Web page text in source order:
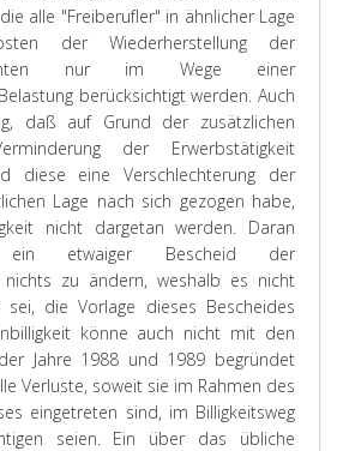
alle "Freiberufler" in ähnlicher Lage
der Wiederherstellung der
nur im Wege einer
berücksichtigt werden. Auch
daß auf Grund der zusätzlichen
der Erwerbstätigkeit
diese eine Verschlechterung der
Lage nach sich gezogen habe,
nicht dargetan werden. Daran
etwaiger Bescheid der
nichts zu ändern, weshalb es nicht
sei, die Vorlage dieses Bescheides
könne auch nicht mit den
Jahre 1988 und 1989 begründet
Verluste, soweit sie im Rahmen des
eingetreten sind, im Billigkeitsweg
seien. Ein über das übliche